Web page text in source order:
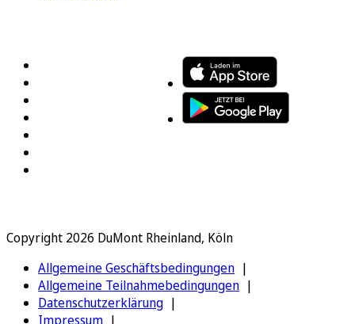
Copyright 2026 DuMont Rheinland, Köln
Allgemeine Geschäftsbedingungen
Allgemeine Teilnahmebedingungen
Datenschutzerklärung
Impressum